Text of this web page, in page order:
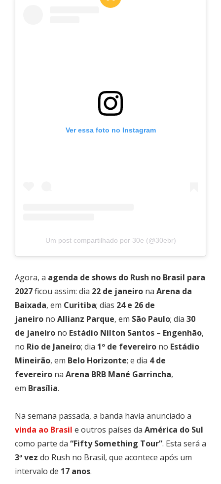
Ver essa foto no Instagram
Um post compartilhado por 30e (@30ebr)
Agora, a agenda de shows do Rush no Brasil para
2027ficou assim: dia 22 de janeiro na Arena da
Baixada, em Curitiba; dias 24 e 26 de
janeiro no Allianz Parque, em São Paulo; dia 30
de janeiro no Estádio Nilton Santos – Engenhão,
no Rio de Janeiro; dia 1º de fevereiro no Estádio
Mineirão, em Belo Horizonte; e dia 4 de
fevereiro na Arena BRB Mané Garrincha,
em Brasília.
Na semana passada, a banda havia anunciado a
vinda ao Brasil e outros países da América do Sul
como parte da “Fifty Something Tour”. Esta será a
3ª vez do Rush no Brasil, que acontece após um
intervalo de 17 anos.